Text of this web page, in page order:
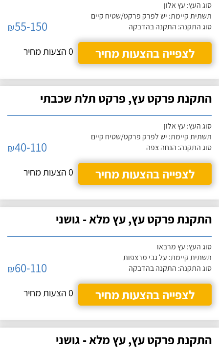
סוג העץ: עץ אלון
תשתית קיימת: יש לפרק פרקט/שטיח קיים
סוג התקנה: התקנה בהדבקה
₪55-150
לצפייה בהצעות מחיר
0 הצעות מחיר
התקנת פרקט עץ, פרקט תלת שכבתי
סוג העץ: עץ אלון
תשתית קיימת: יש לפרק פרקט/שטיח קיים
סוג התקנה: הנחה צפה
₪40-110
לצפייה בהצעות מחיר
0 הצעות מחיר
התקנת פרקט עץ, עץ מלא - גושני
סוג העץ: עץ מרבאו
תשתית קיימת: על גבי מרצפות
סוג התקנה: התקנה בהדבקה
₪60-110
לצפייה בהצעות מחיר
0 הצעות מחיר
התקנת פרקט עץ, עץ מלא - גושני